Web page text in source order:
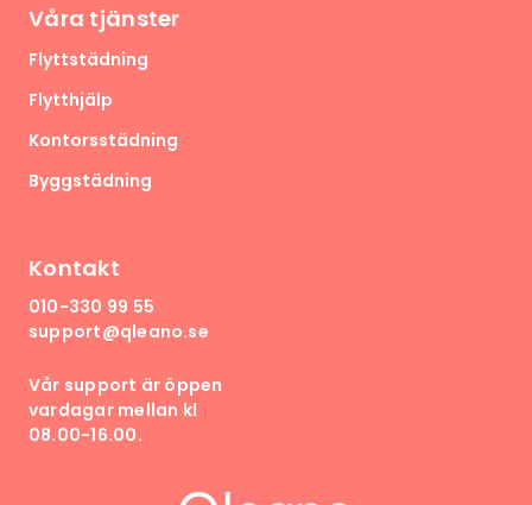
Våra tjänster
Flyttstädning
Flytthjälp
Kontorsstädning
Byggstädning
Kontakt
010-330 99 55
support@qleano.se
Vår support är öppen
vardagar mellan kl
08.00-16.00.